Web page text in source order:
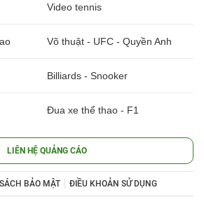
Video tennis
Võ thuật - UFC - Quyền Anh
Billiards - Snooker
Đua xe thể thao - F1
LIÊN HỆ QUẢNG CÁO
BẢO MẬT ĐIỀU KHOẢN SỬ DỤNG